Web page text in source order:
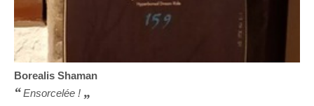
Borealis Shaman
Ensorcelée !